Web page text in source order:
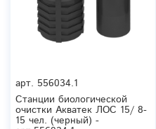
арт. 556034.1
Станции биологической
очистки Акватек ЛОС 15/ 8-
15 чел. (черный) -